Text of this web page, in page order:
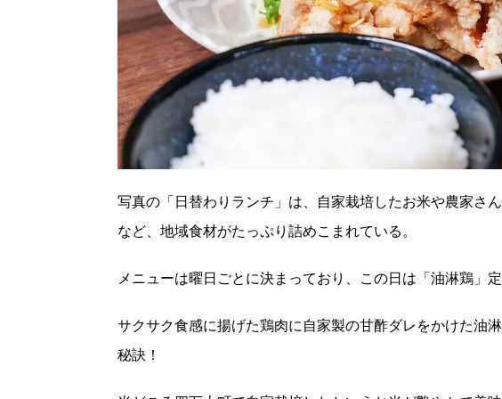
写真の「日替わりランチ」は、自家栽培したお米や農家さ
など、地域食材がたっぷり詰めこまれている。
メニューは曜日ごとに決まっており、この日は「油淋鶏」定
サクサク食感に揚げた鶏肉に自家製の甘酢ダレをかけた油
秘訣！